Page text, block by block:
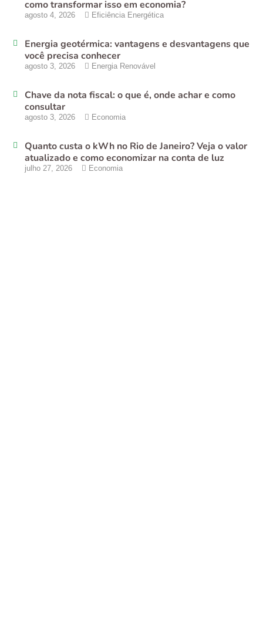
como transformar isso em economia?
agosto 4, 2026 Eficiência Energética
Energia geotérmica: vantagens e desvantagens que
você precisa conhecer
agosto 3, 2026 Energia Renovável
Chave da nota fiscal: o que é, onde achar e como
consultar
agosto 3, 2026 Economia
Quanto custa o kWh no Rio de Janeiro? Veja o valor
atualizado e como economizar na conta de luz
julho 27, 2026 Economia